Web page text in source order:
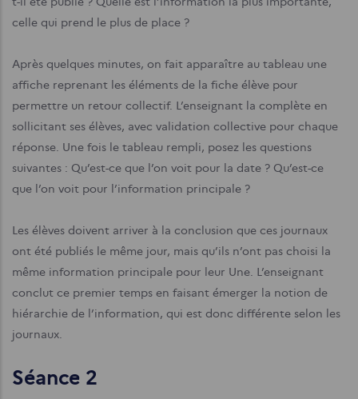
celle qui prend le plus de place ?
Après quelques minutes, on fait apparaître au tableau une
affiche reprenant les éléments de la fiche élève pour
permettre un retour collectif. L’enseignant la complète en
sollicitant ses élèves, avec validation collective pour chaque
réponse. Une fois le tableau rempli, posez les questions
suivantes : Qu’est-ce que l’on voit pour la date ? Qu’est-ce
que l’on voit pour l’information principale ?
Les élèves doivent arriver à la conclusion que ces journaux
ont été publiés le même jour, mais qu’ils n’ont pas choisi la
même information principale pour leur Une. L’enseignant
conclut ce premier temps en faisant émerger la notion de
hiérarchie de l’information, qui est donc différente selon les
journaux.
Séance 2